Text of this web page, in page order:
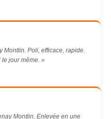
Montlin. Poli, efficace, rapide.
jour même. »
Montlin. Enlevée en une